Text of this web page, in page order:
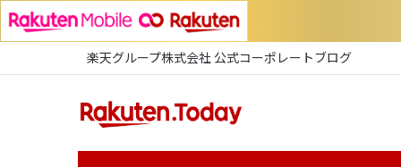
楽天グループ株式会社 公式コーポレートブログ